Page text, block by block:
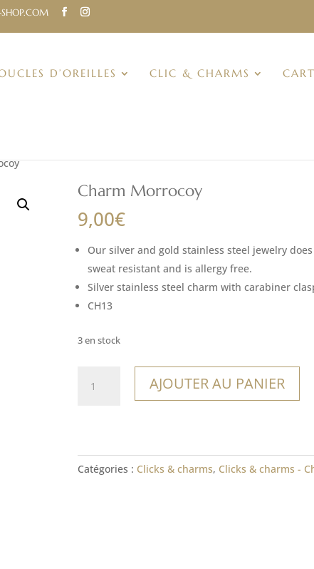
D’OREILLES CLIC & CHARMS
Charm Morrocoy
9,00€
Our silver and gold stainless steel jewelry
sweat resistant and is allergy free.
Silver stainless steel charm with carabiner
CH13
3 en stock
AJOUTER AU PANIER
Catégories : Clicks & charms, Clicks & charms -